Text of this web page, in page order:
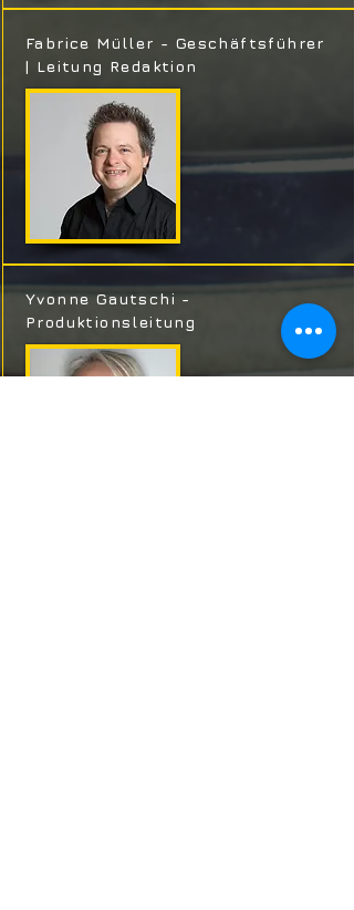
Fabrice Müller - Geschäftsführer
| Leitung Redaktion
Yvonne Gautschi -
Produktionsleitung